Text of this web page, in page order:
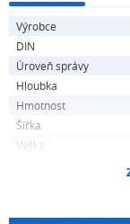
Výrobce
DIN
Úroveň správy
Hloubka
Hmotnost
Šířka
Výška